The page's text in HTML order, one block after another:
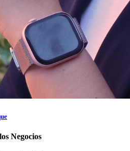
Negocios